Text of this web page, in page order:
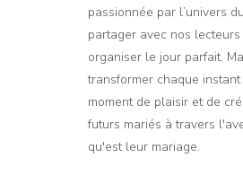
passionnée par l’univers
partager avec nos
organiser le jour parfait.
transformer chaque
moment de plaisir et de
futurs mariés à travers
qu'est leur mariage.